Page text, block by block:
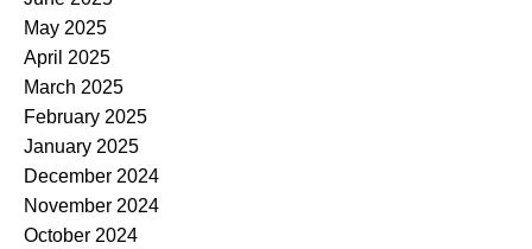
May 2025
April 2025
March 2025
February 2025
January 2025
December 2024
November 2024
October 2024